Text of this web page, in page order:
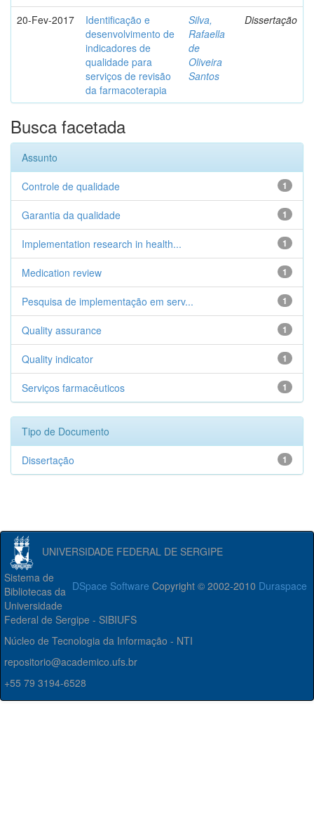
20-Fev-2017
Identificação e
desenvolvimento de
indicadores de
qualidade para
serviços de revisão
da farmacoterapia
Silva,
Rafaella
de
Oliveira
Santos
Dissertação
Busca facetada
Assunto
1
Controle de qualidade
1
Garantia da qualidade
1
Implementation research in health...
1
Medication review
1
Pesquisa de implementação em serv...
1
Quality assurance
1
Quality indicator
1
Serviços farmacêuticos
Tipo de Documento
1
Dissertação
UNIVERSIDADE FEDERAL DE SERGIPE
DSpace Software Copyright © 2002-2010 Duraspace
Sistema de
Bibliotecas da
Universidade
Federal de Sergipe - SIBIUFS
Núcleo de Tecnologia da Informação - NTI
repositorio@academico.ufs.br
+55 79 3194-6528